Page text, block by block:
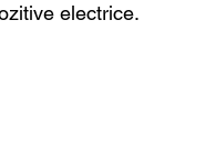
electrice.